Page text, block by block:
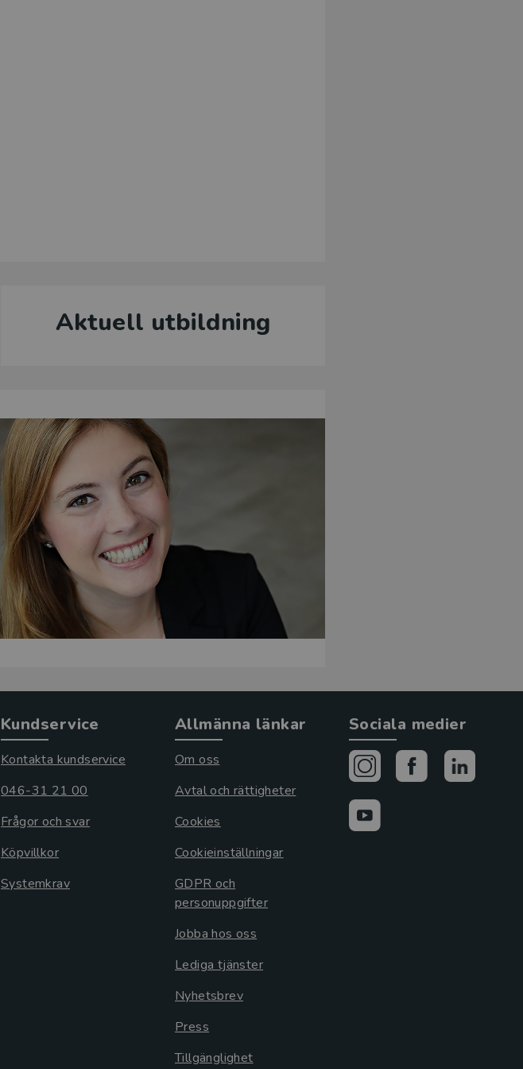
Aktuell utbildning
Kundservice
Kontakta kundservice
046-31 21 00
Frågor och svar
Köpvillkor
Systemkrav
Allmänna länkar
Om oss
Avtal och rättigheter
Cookies
Cookieinställningar
GDPR och
personuppgifter
Jobba hos oss
Lediga tjänster
Nyhetsbrev
Press
Tillgänglighet
Sociala medier